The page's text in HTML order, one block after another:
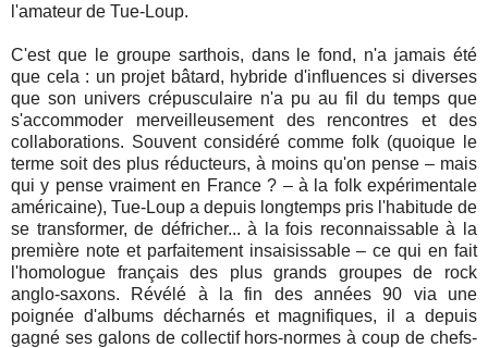
l'amateur de Tue-Loup.
C'est que le groupe sarthois, dans le fond, n'a jamais été
que cela : un projet bâtard, hybride d'influences si diverses
que son univers crépusculaire n'a pu au fil du temps que
s'accommoder merveilleusement des rencontres et des
collaborations. Souvent considéré comme folk (quoique le
terme soit des plus réducteurs, à moins qu'on pense – mais
qui y pense vraiment en France ? – à la folk expérimentale
américaine), Tue-Loup a depuis longtemps pris l'habitude de
se transformer, de défricher... à la fois reconnaissable à la
première note et parfaitement insaisissable – ce qui en fait
l'homologue français des plus grands groupes de rock
anglo-saxons. Révélé à la fin des années 90 via une
poignée d'albums décharnés et magnifiques, il a depuis
gagné ses galons de collectif hors-normes à coup de chefs-